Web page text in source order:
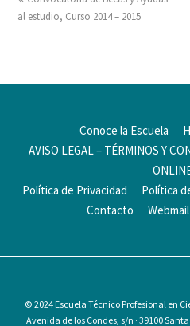
al estudio, Curso 2014 – 2015
Conoce la Escuela
AVISO LEGAL – TÉRMINOS Y
Política de Privacidad
Política
Contacto
Webmail
© 2024 Escuela Técnico Profesional en
Avenida de los Condes, s/n · 39100